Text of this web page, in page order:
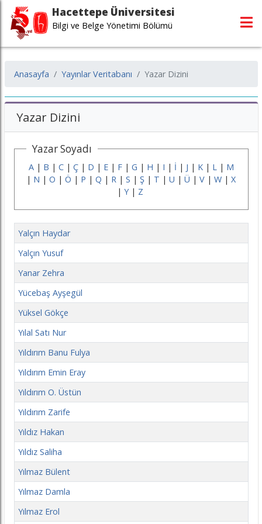
Hacettepe Üniversitesi
Bilgi ve Belge Yönetimi Bölümü
Anasayfa Yayınlar Veritabanı Yazar Dizini
Yazar Dizini
Yazar Soyadı
A| B | C| Ç| D | E| F| G | H | I | İ | J | K| L| M
| N | O | Ö | P | Q | R | S | Ş | T | U | Ü | V | W | X
| Y| Z
Yalçın Haydar
Yalçın Yusuf
Yanar Zehra
Yücebaş Ayşegül
Yüksel Gökçe
Yılal Satı Nur
Yıldırım Banu Fulya
Yıldırım Emin Eray
Yıldırım O. Üstün
Yıldırım Zarife
Yıldız Hakan
Yıldız Saliha
Yılmaz Bülent
Yılmaz Damla
Yılmaz Erol